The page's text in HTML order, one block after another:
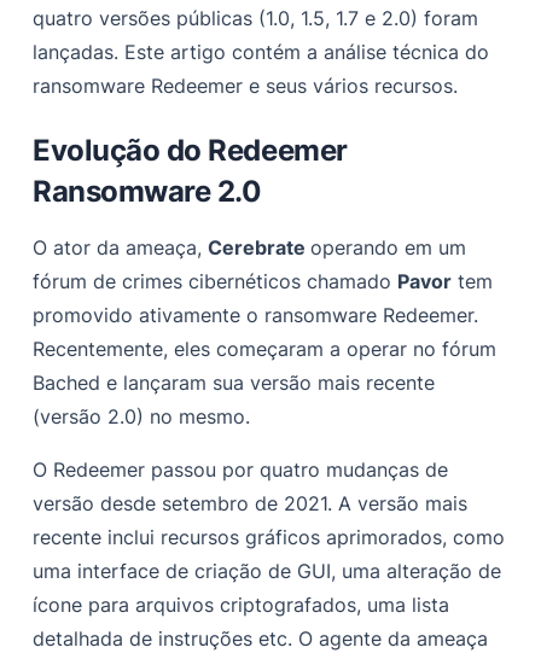
Indicadores de compromisso (IOCs)
Apêndice
quatro versões públicas (1.0, 1.5, 1.7 e 2.0) foram
lançadas. Este artigo contém a análise técnica do
ransomware Redeemer e seus vários recursos.
Evolução do Redeemer
Ransomware 2.0
O ator da ameaça,Cerebrateoperando em um
fórum de crimes cibernéticos chamado Pavor tem
promovido ativamente o ransomware Redeemer.
Recentemente, eles começaram a operar no fórum
Bached e lançaram sua versão mais recente
(versão 2.0) no mesmo.
O Redeemer passou por quatro mudanças de
versão desde setembro de 2021. A versão mais
recente inclui recursos gráficos aprimorados, como
uma interface de criação de GUI, uma alteração de
ícone para arquivos criptografados, uma lista
detalhada de instruções etc. O agente da ameaça